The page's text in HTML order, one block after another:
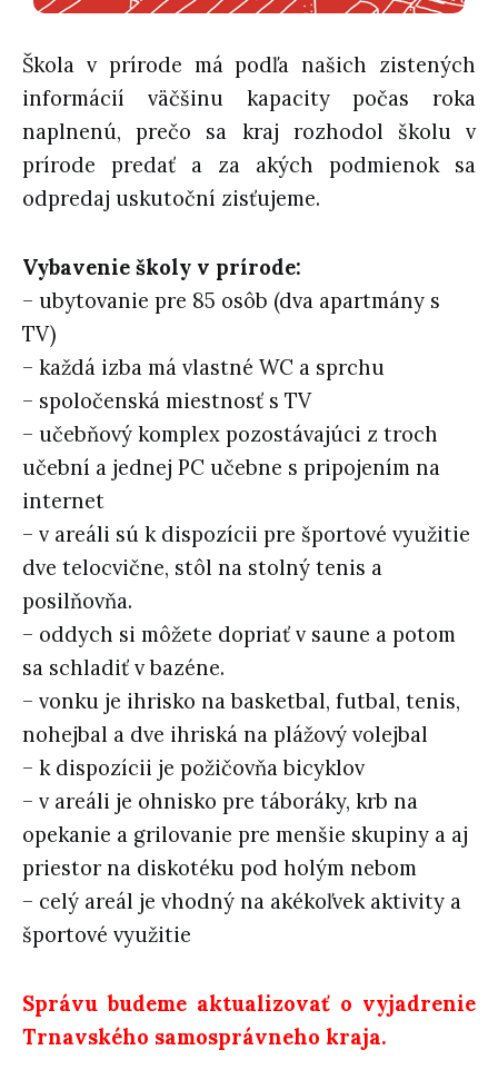
Škola v prírode má podľa našich zistených
informácií väčšinu kapacity počas roka
naplnenú, prečo sa kraj rozhodol školu v
prírode predať a za akých podmienok sa
odpredaj uskutoční zisťujeme.
Vybavenie školy v prírode:
– ubytovanie pre 85 osôb (dva apartmány s
TV)
– každá izba má vlastné WC a sprchu
– spoločenská miestnosť s TV
– učebňový komplex pozostávajúci z troch
učební a jednej PC učebne s pripojením na
internet
– v areáli sú k dispozícii pre športové využitie
dve telocvične, stôl na stolný tenis a
posilňovňa.
– oddych si môžete dopriať v saune a potom
sa schladiť v bazéne.
– vonku je ihrisko na basketbal, futbal, tenis,
nohejbal a dve ihriská na plážový volejbal
– k dispozícii je požičovňa bicyklov
– v areáli je ohnisko pre táboráky, krb na
opekanie a grilovanie pre menšie skupiny a aj
priestor na diskotéku pod holým nebom
– celý areál je vhodný na akékoľvek aktivity a
športové využitie
Správu budeme aktualizovať o vyjadrenie
Trnavského samosprávneho kraja.